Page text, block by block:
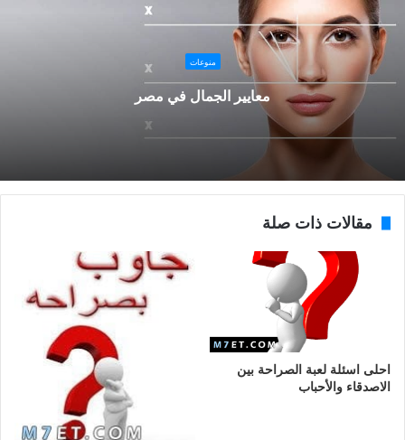
منوعات
معايير الجمال في مصر
مقالات ذات صلة
احلى اسئلة لعبة الصراحة بين
الاصدقاء والأحباب